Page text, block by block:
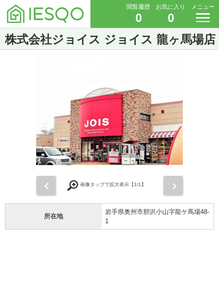
閲覧履歴
0
お気に入り
0
メニュー
株式会社ジョイス ジョイス 龍ヶ馬場店
画像タップで拡大表示【1/1】
所在地
岩手県奥州市胆沢小山字龍ケ馬場48-
1